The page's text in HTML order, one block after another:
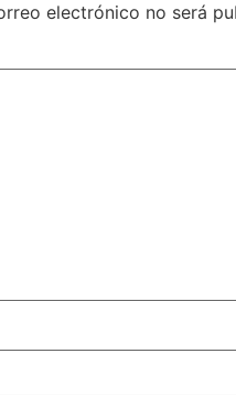
electrónico no será